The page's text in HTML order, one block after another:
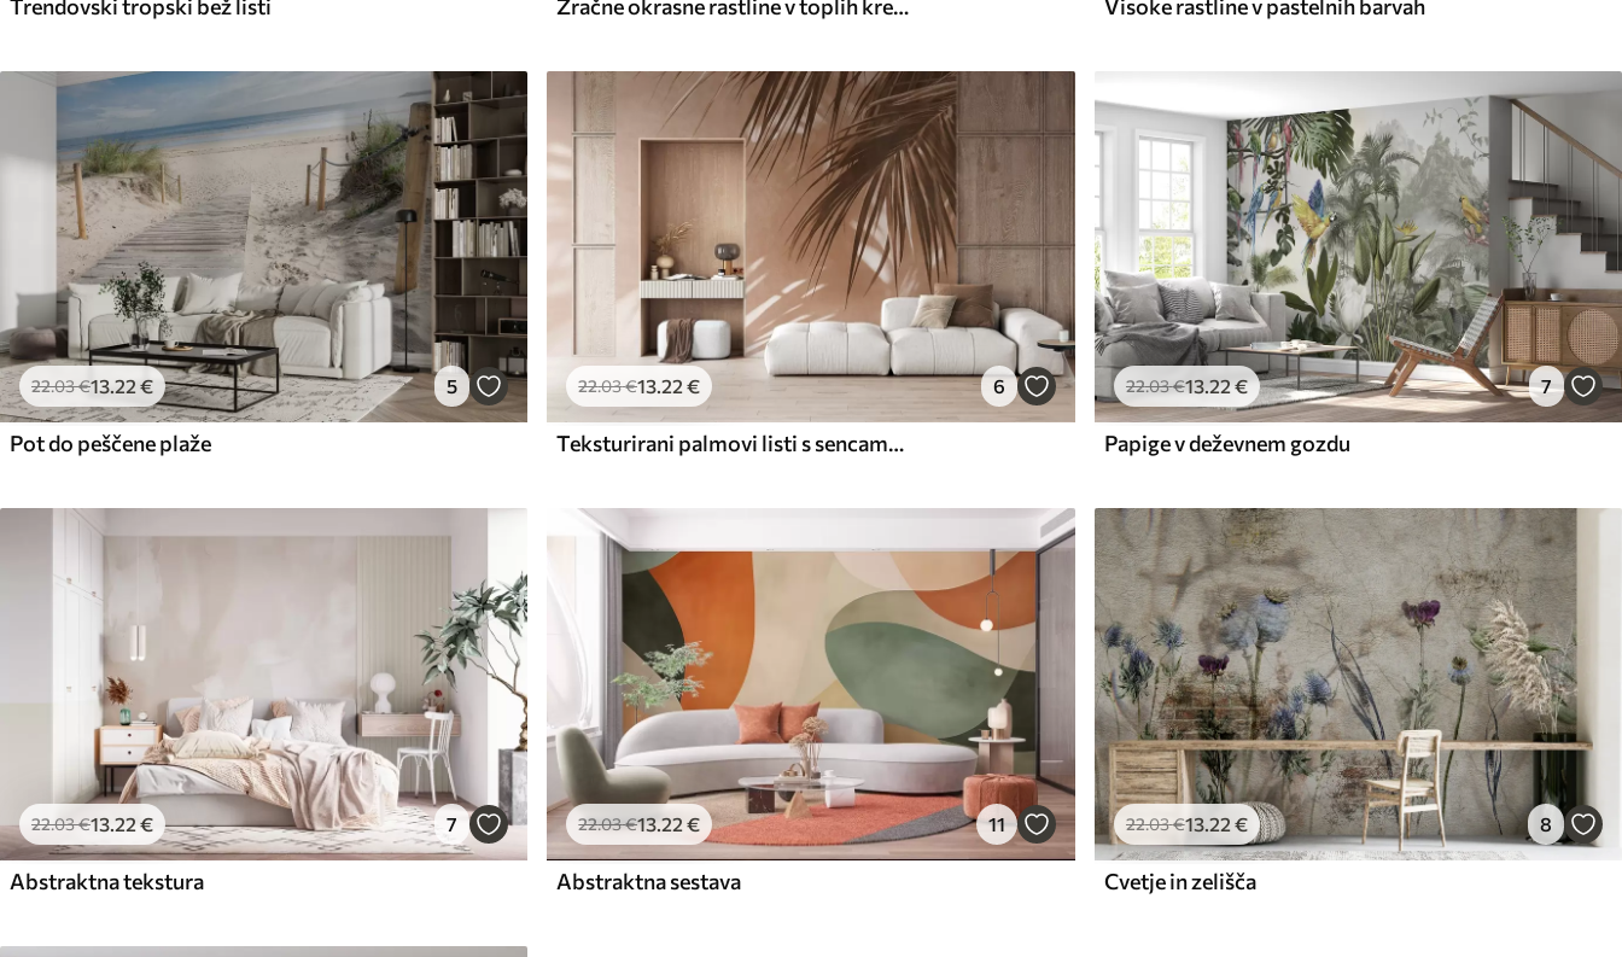
Trendovski tropski bež listi Zračne okrasne rastline v toplih kremastih odtenkih Visoke rastline v pastelnih barvah
22.03€13.22€ 5
Pot do peščene plaže
22.03€13.22 € 6
Teksturirani palmovi listi s sencami, tropsko vzdušje, minimalizem
22.03€13.22€ 7
Papige v deževnem gozdu
22.03€13 .22 € 7
Abstraktna tekstura
22.03€13.22 € 11
Abstraktna sestava
22.03€13.22 € 8
Cvetje in zelišča